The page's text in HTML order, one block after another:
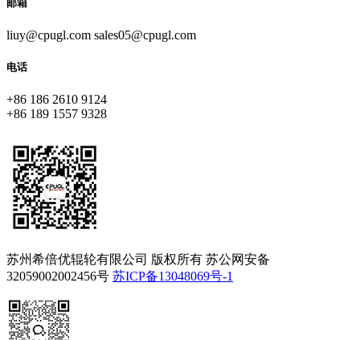
邮箱
liuy@cpugl.com sales05@cpugl.com
电话
+86 186 2610 9124
+86 189 1557 9328
苏州希倍优辊轮有限公司 版权所有 苏公网安备
32059002002456号 苏ICP备13048069号-1